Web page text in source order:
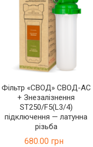
Фільтр «СВОД» СВОД-АС
+ Знезалізнення
ST250/F5(L3/4)
підключення — латунна
різьба
680.00 грн